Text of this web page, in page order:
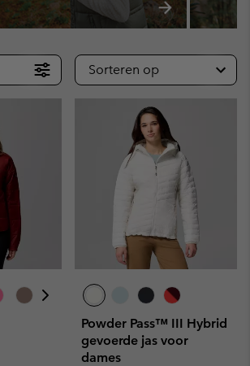
Sorteren op
Powder Pass™ III Hybrid
gevoerde jas voor
dames